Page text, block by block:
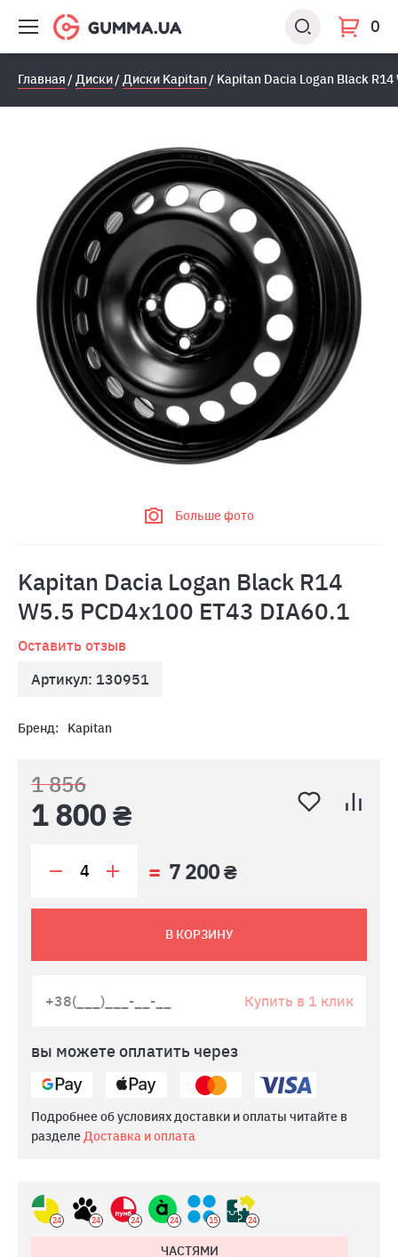
0
Главная Диски Диски Kapitan Kapitan Dacia Logan Black
Больше фото
Kapitan Dacia Logan Black R14
W5.5 PCD4x100 ET43 DIA60.1
Оставить отзыв
Артикул: 130951
Бренд: Kapitan
1 856
1 800 ₴
7 200 ₴
В КОРЗИНУ
Купить в 1 клик
вы можете оплатить через
Подробнее об условиях доставки и оплаты читайте в
разделеДоставка и оплата
24 24 24 24 15 24
ЧАСТЯМИ